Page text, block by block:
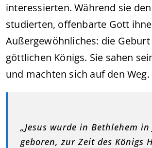
interessierten. Während sie
studierten, offenbarte Gott
Außergewöhnliches: die Geburt
göttlichen Königs. Sie sahen
und machten sich auf den Weg.
„Jesus wurde in Bethlehem in
geboren, zur Zeit des Königs